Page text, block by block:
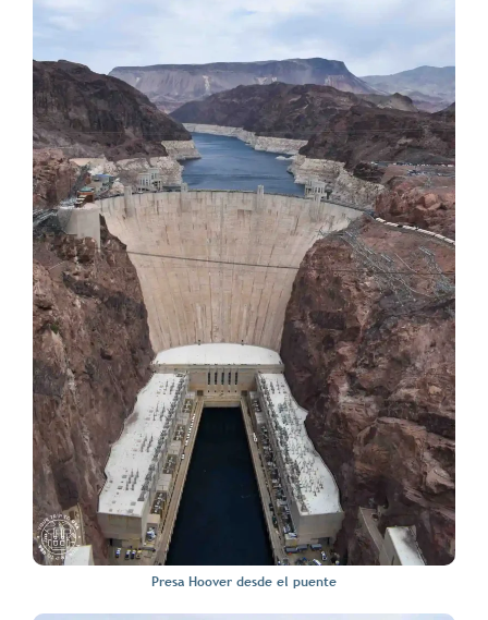
Presa Hoover desde el puente